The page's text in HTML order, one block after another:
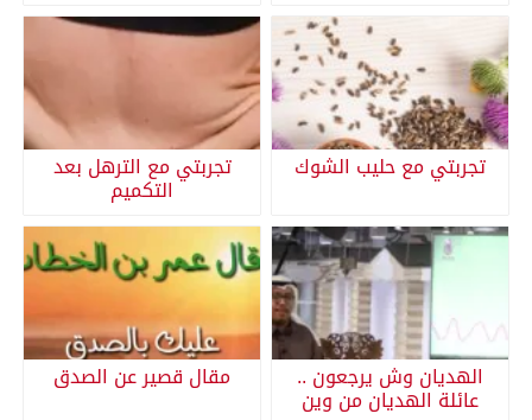
تجربتي مع حليب الشوك تجربتي مع الترهل بعد
التكميم
الهديان وش يرجعون ..
عائلة الهديان من وين
مقال قصير عن الصدق